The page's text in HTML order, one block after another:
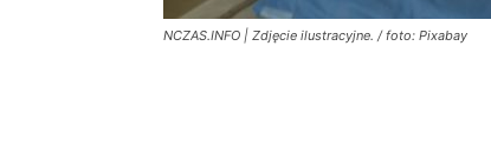
NCZAS.INFO | Zdjęcie ilustracyjne. / foto: Pixabay